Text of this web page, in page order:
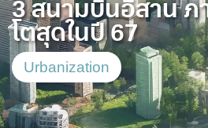
3 สนามบินอีสาน ภ
โตสุดในปี 67
Urbanization